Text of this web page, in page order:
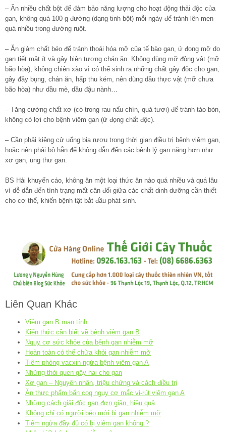
– Ăn nhiều chất bột để đảm bảo năng lượng cho hoạt động thải độc của
gan, không quá 100 g đường (dạng tinh bột) mỗi ngày để tránh lên men
quá nhiều trong đường ruột.
– Ăn giảm chất béo để tránh thoái hóa mỡ của tế bào gan, ứ đọng mỡ do
gan tiết mật ít và gây hiện tượng chán ăn. Không dùng mỡ động vật (mỡ
bão hòa), không chiên xào vì có thể sinh ra những chất gây độc cho gan,
gây đầy bụng, chán ăn, hấp thu kém, nên dùng dầu thực vật (mỡ chưa
bão hòa) như dầu mè, dầu đậu nành…
– Tăng cường chất xơ (có trong rau nấu chín, quả tươi) để tránh táo bón,
không có lợi cho bệnh viêm gan (ứ đọng chất độc).
– Cần phải kiêng cử uống bia rượu trong thời gian điều trị bệnh viêm gan,
hoặc nên phải bỏ hẳn để không dẫn đến các bệnh lý gan nặng hơn như
xơ gan, ung thư gan.
BS Hải khuyến cáo, không ăn một loại thức ăn nào quá nhiều và quá lâu
vì dễ dẫn đến tình trạng mất cân đối giữa các chất dinh dưỡng cần thiết
cho cơ thể, khiến bệnh tật bắt đầu phát sinh.
Liên Quan Khác
Viêm gan B mạn tính
Kiến thức cần biết về bệnh viêm gan B
Nguy cơ sức khỏe của bệnh gan nhiễm mỡ
Hoàn toàn có thể chữa khỏi gan nhiễm mỡ
Tiêm phòng vacxin ngừa bệnh viêm gan A
Những thói quen gây hại cho gan
Xơ gan – Nguyên nhân, triệu chứng và cách điều trị
Ăn thực phẩm bẩn coq nguy cơ mắc vi-rút viêm gan A
Những cách giải độc gan đơn giản, hiệu quả
Không chỉ có người béo mới bị gan nhiễm mỡ
Tiêm ngừa đầy đủ có bị viêm gan không ?